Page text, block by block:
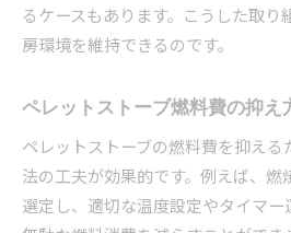
るケースもあります。こうした取り
房環境を維持できるのです。
ペレットストーブ燃料費の抑え
ペレットストーブの燃料費を抑え
法の工夫が効果的です。例えば、燃
選定し、適切な温度設定やタイマー